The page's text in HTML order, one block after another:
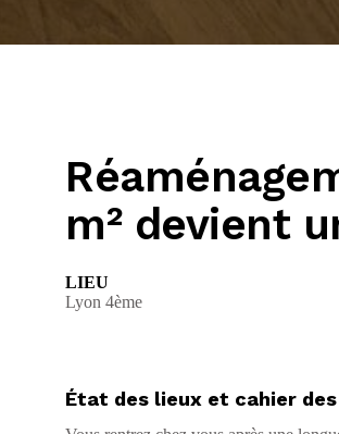
m² devient
LIEU
Lyon 4ème
État des lieux et cahier